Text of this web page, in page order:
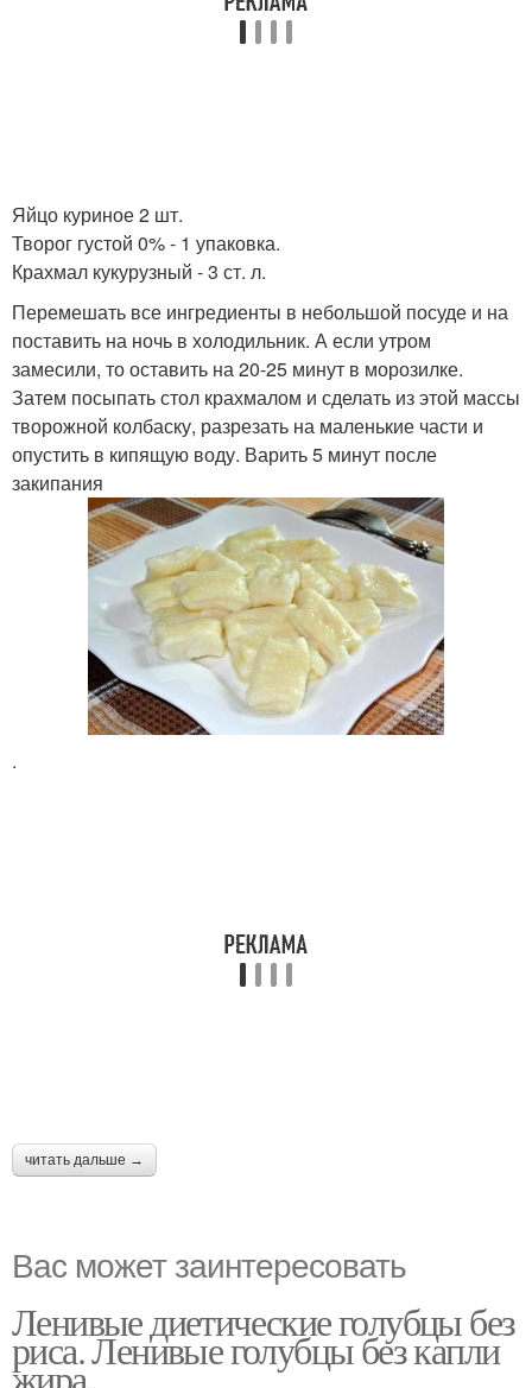
Яйцо куриное 2 шт.
Творог густой 0% - 1 упаковка.
Крахмал кукурузный - 3 ст. л.
Перемешать все ингредиенты в небольшой посуде и на
поставить на ночь в холодильник. А если утром
замесили, то оставить на 20-25 минут в морозилке.
Затем посыпать стол крахмалом и сделать из этой массы
творожной колбаску, разрезать на маленькие части и
опустить в кипящую воду. Варить 5 минут после
закипания
.
читать дальше →
Вас может заинтересовать
Ленивые диетические голубцы без
риса. Ленивые голубцы без капли